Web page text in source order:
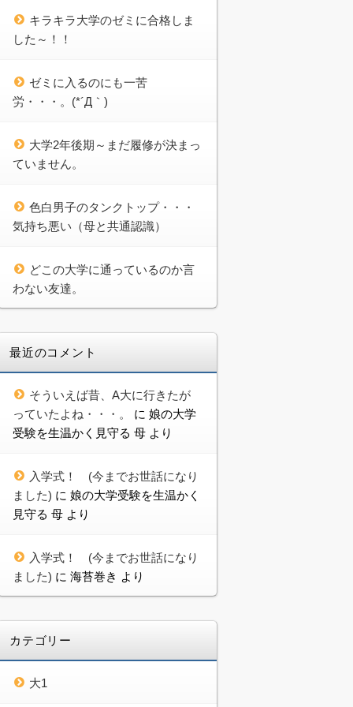
キラキラ大学のゼミに合格しま
した～！！
ゼミに入るのにも一苦
労・・・。(*´Д｀)
大学2年後期～まだ履修が決まっ
ていません。
色白男子のタンクトップ・・・
気持ち悪い（母と共通認識）
どこの大学に通っているのか言
わない友達。
最近のコメント
そういえば昔、A大に行きたが
っていたよね・・・。
に 娘の大学
受験を生温かく見守る 母 より
入学式！ (今までお世話になり
ました) に 娘の大学受験を生温かく
見守る 母 より
入学式！ (今までお世話になり
ました) に 海苔巻き より
カテゴリー
大1